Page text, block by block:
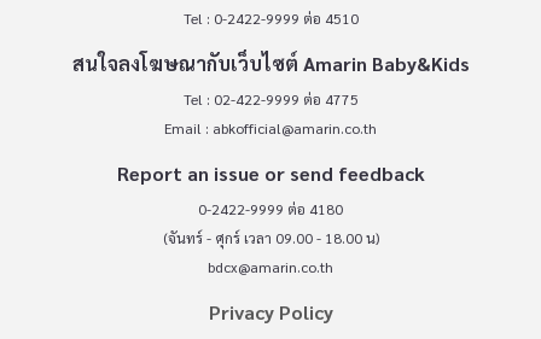
Tel : 0-2422-9999 ต่อ 4510
สนใจลงโฆษณากับเว็บไซต์ Amarin Baby&Kids
Tel : 02-422-9999 ต่อ 4775
Email : abkofficial@amarin.co.th
Report an issue or send feedback
0-2422-9999 ต่อ 4180
(จันทร์ - ศุกร์ เวลา 09.00 - 18.00 น)
bdcx@amarin.co.th
Privacy Policy